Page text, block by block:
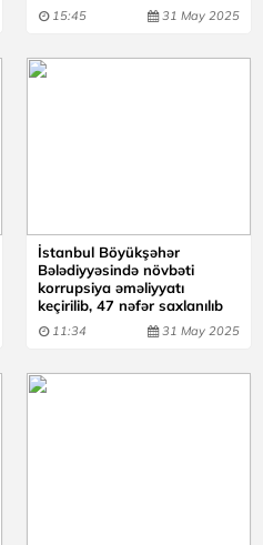
15:45 31 May 2025
İstanbul Böyükşəhər
Bələdiyyəsində növbəti
korrupsiya əməliyyatı
keçirilib, 47 nəfər saxlanılıb
11:34 31 May 2025